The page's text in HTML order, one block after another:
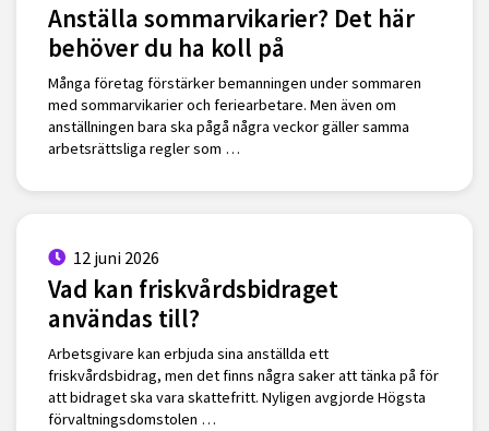
Anställa sommarvikarier? Det här
behöver du ha koll på
Många företag förstärker bemanningen under sommaren
med sommarvikarier och feriearbetare. Men även om
anställningen bara ska pågå några veckor gäller samma
arbetsrättsliga regler som …
12 juni 2026
Vad kan friskvårdsbidraget
användas till?
Arbetsgivare kan erbjuda sina anställda ett
friskvårdsbidrag, men det finns några saker att tänka på för
att bidraget ska vara skattefritt. Nyligen avgjorde Högsta
förvaltningsdomstolen …